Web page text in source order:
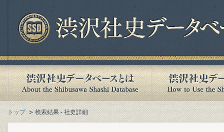
トップ 検索結果 - 社史詳細